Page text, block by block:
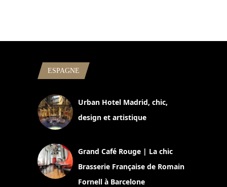
ESPAGNE
Urban Hotel Madrid, chic,
design et artistique
Grand Café Rouge | La chic
Brasserie Française de Romain
Fornell à Barcelone